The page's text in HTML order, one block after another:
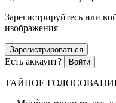
Зарегистрируйтесь или
изображения
Зарегистрироваться
Есть аккаунт? Войти
ТАЙНОЕ